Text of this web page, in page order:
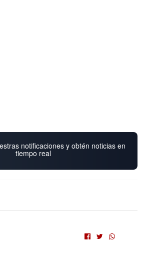
notificaciones y obtén noticias en
tiempo real